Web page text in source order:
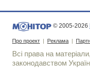
© 2005-2026
Про проект | Реклама |
Всі права на
законодавством